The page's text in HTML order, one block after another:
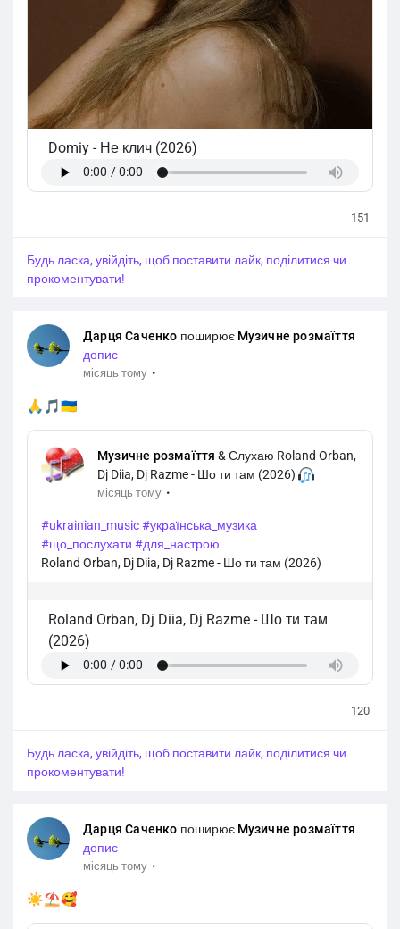
Domiy - Не клич (2026)
151
Будь ласка, увійдіть, щоб поставити лайк, поділитися чи
прокоментувати!
Дарця Саченко поширює Музичне розмаїття
допис
місяць тому ·
🙏🎵🇺🇦
Музичне розмаїття & Слухаю Roland Orban,
Dj Diia, Dj Razme - Шо ти там (2026)
місяць тому ·
#ukrainian_music#українська_музика
#що_послухати #для_настрою
Roland Orban, Dj Diia, Dj Razme - Шо ти там (2026)
Roland Orban, Dj Diia, Dj Razme - Шо ти там
(2026)
120
Будь ласка, увійдіть, щоб поставити лайк, поділитися чи
прокоментувати!
Дарця Саченко поширює Музичне розмаїття
допис
місяць тому ·
☀️⛱️🥰